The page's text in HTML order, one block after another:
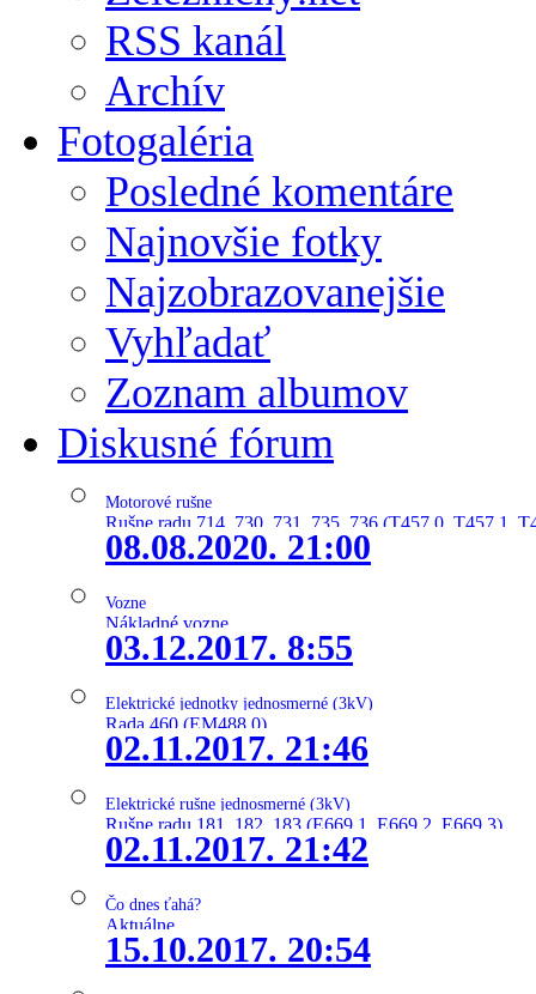
RSS kanál
Archív
Fotogaléria
Posledné komentáre
Najnovšie fotky
Najzobrazovanejšie
Vyhľadať
Zoznam albumov
Diskusné fórum
Motorové rušne
Rušne radu 714, 730, 731, 735, 736 (T457.0, T457.1,
08.08.2020. 21:00
Vozne
Nákladné vozne
03.12.2017. 8:55
Elektrické jednotky jednosmerné (3kV)
Rada 460 (EM488.0)
02.11.2017. 21:46
Elektrické rušne jednosmerné (3kV)
Rušne radu 181, 182, 183 (E669.1, E669.2, E669.3)
02.11.2017. 21:42
Čo dnes ťahá?
Aktuálne
15.10.2017. 20:54